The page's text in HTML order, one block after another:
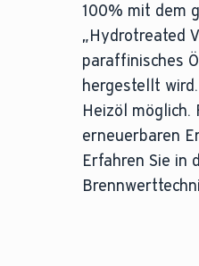
100% mit dem
„Hydrotreated
paraffinisches
hergestellt
Heizöl
erneuerbaren
Erfahren Sie in